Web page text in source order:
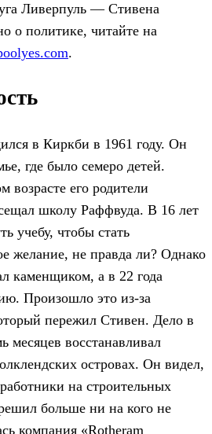
Ливерпуль — Стивена
о политике, читайте на
.
в Киркби в 1961 году. Он
где было семеро детей.
возрасте его родители
школу Раффвуда. В 16 лет
учебу, чтобы стать
желание, не правда ли? Однако
каменщиком, а в 22 года
Произошло это из-за
пережил Стивен. Дело в
месяцев восстанавливал
островах. Он видел,
на строительных
больше ни на кого не
компания «Rotheram